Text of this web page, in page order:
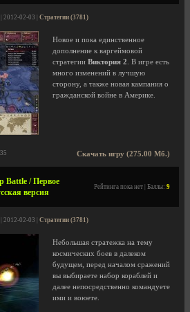
| 2012-02-03 | Стратегии (3781)
Новое и пока единственное
дополнение к варгеймовой
стратегии Виктория 2 . В игре есть
много изменений в лучшую
сторону, а также новая кампания о
гражданской войне в Америке.
Скачать игру (275.00 Мб.)
Battle / Первое
версия
Рейтинга пока нет | Баллы: 9
| 2012-02-03 | Стратегии (3781)
Небольшая стратежка на тему
космических боев в далеком
будущем, перед началом сражений
вы выбираете набор кораблей и
далее непосредственно командуете
ими и воюете.